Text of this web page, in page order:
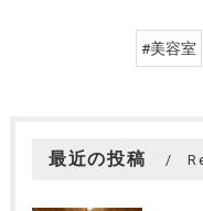
#美容室
最近の投稿